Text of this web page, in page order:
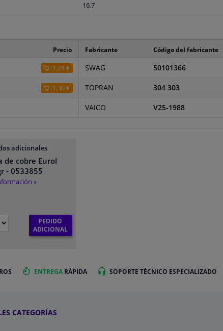
16,7
Precio
1,24 €
1,30 €
Fabricante Código del fabricante
SWAG 50101366
TOPRAN 304 303
VAICO V25-1988
adicionales
de cobre Eurol
- 0533855
»
PEDIDO
ADICIONAL
ENTREGA RÁPIDA SOPORTE TÉCNICO ESPECIALIZADO
CATEGORÍAS